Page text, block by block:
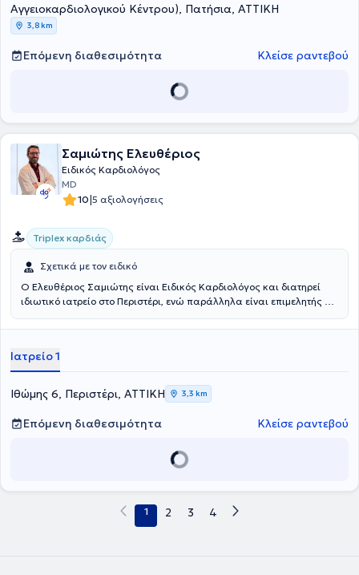
Αγγειοκαρδιολογικού Κέντρου), Πατήσια, ΑΤΤΙΚΗ
3,8 km
Επόμενη διαθεσιμότητα Κλείσε ραντεβού
Σαμιώτης Ελευθέριος
Ειδικός Καρδιολόγος
MD
10|5 αξιολογήσεις
Triplex καρδιάς
Σχετικά με τον ειδικό
Ο Ελευθέριος Σαμιώτης είναι Ειδικός Καρδιολόγος και διατηρεί
ιδιωτικό ιατρείο στο Περιστέρι, ενώ παράλληλα είναι επιμελητής Β΄
Σχολής του Πανεπιστημίου Κρήτης. Ειδικεύτηκε στην Καρδιολογία
Γενικού Νοσοκομείου «Αττικόν», ενώ εκπαιδεύτηκε και στην
Παθολογία στο Γενικό Νοσοκομείο Αθηνών «Η Ελπίς». Διατελεί
μέλος της Ελληνικής και Ευρωπαϊκής καρδιολογικής εταιρείας και
συμμετέχει ενεργά σε ελληνικά και διεθνή επιστημονικά συνέδρια,
ενώ επίσης έχει δημοσιεύσεις σε διεθνή ιατρικά περιοδικά.
Διαθέτει εμπειρία στην πρωτοβάθμια και νοσοκομειακή φροντίδα
πρόληψης, έγκαιρης διάγνωσης και θεραπείας καρδιαγγειακών
Ιατρείο 1
Ιθώμης 6, Περιστέρι, ΑΤΤΙΚΗ 3,3 km
Επόμενη διαθεσιμότητα Κλείσε ραντεβού
1 2 3 4